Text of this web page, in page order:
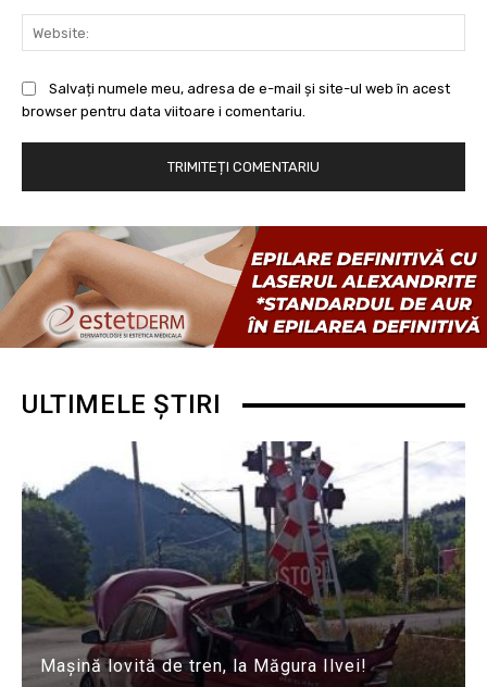
Salvați numele meu, adresa de e-mail și site-ul web în acest
browser pentru data viitoare i comentariu.
ULTIMELE ȘTIRI
Mașină lovită de tren, la Măgura Ilvei!